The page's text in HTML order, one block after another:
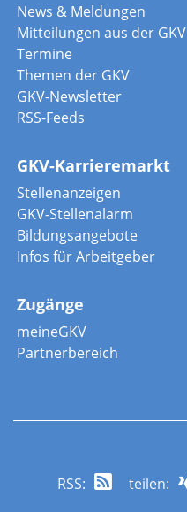
News & Meldungen
Mitteilungen aus der GKV
Termine
Themen der GKV
GKV-Newsletter
RSS-Feeds
GKV-Karrieremarkt
Stellenanzeigen
GKV-Stellenalarm
Bildungsangebote
Infos für Arbeitgeber
Zugänge
meineGKV
Partnerbereich
RSS: teilen: